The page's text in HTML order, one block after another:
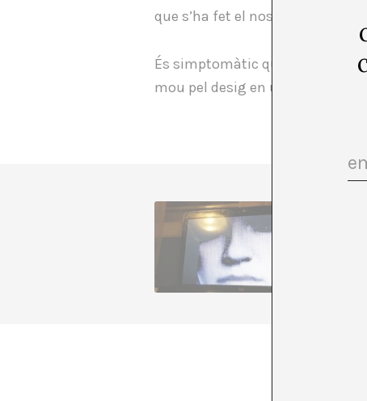
que s’ha fet el nostre: allò precari.
És simptomàtic que les dues
mou pel desig en un país que ho
A A.
la